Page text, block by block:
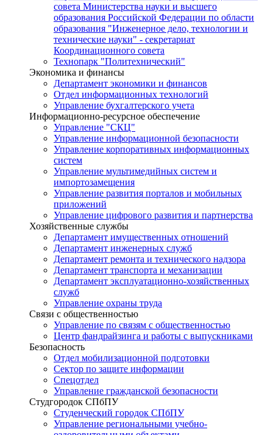
совета Министерства науки и высшего
образования Российской Федерации по области
образования "Инженерное дело, технологии и
технические науки" - секретариат
Координационного совета
Технопарк "Политехнический"
Экономика и финансы
Департамент экономики и финансов
Отдел информационных технологий
Управление бухгалтерского учета
Информационно-ресурсное обеспечение
Управление "СКЦ"
Управление информационной безопасности
Управление корпоративных информационных
систем
Управление мультимедийных систем и
импортозамещения
Управление развития порталов и мобильных
приложений
Управление цифрового развития и партнерства
Хозяйственные службы
Департамент имущественных отношений
Департамент инженерных служб
Департамент ремонта и технического надзора
Департамент транспорта и механизации
Департамент эксплуатационно-хозяйственных
служб
Управление охраны труда
Связи с общественностью
Управление по связям с общественностью
Центр фандрайзинга и работы с выпускниками
Безопасность
Отдел мобилизационной подготовки
Сектор по защите информации
Спецотдел
Управление гражданской безопасности
Студгородок СПбПУ
Студенческий городок СПбПУ
Управление региональными учебно-